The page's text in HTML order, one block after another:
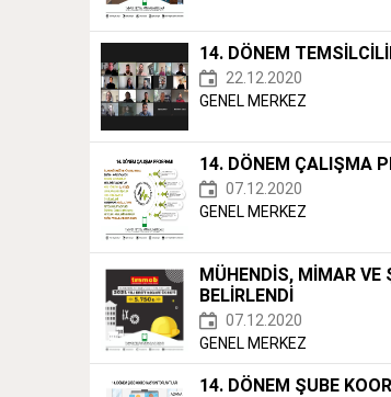
14. DÖNEM
22.12.2020
GENEL MERKEZ
14. DÖNEM ÇALIŞMA
07.12.2020
GENEL MERKEZ
MÜHENDİS, MİMAR VE
BELİRLENDİ
07.12.2020
GENEL MERKEZ
14. DÖNEM ŞUBE